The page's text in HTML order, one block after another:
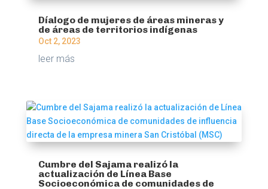
Díalogo de mujeres de áreas mineras y
de áreas de territorios indígenas
Oct 2, 2023
leer más
Cumbre del Sajama realizó la
actualización de Línea Base
Socioeconómica de comunidades de